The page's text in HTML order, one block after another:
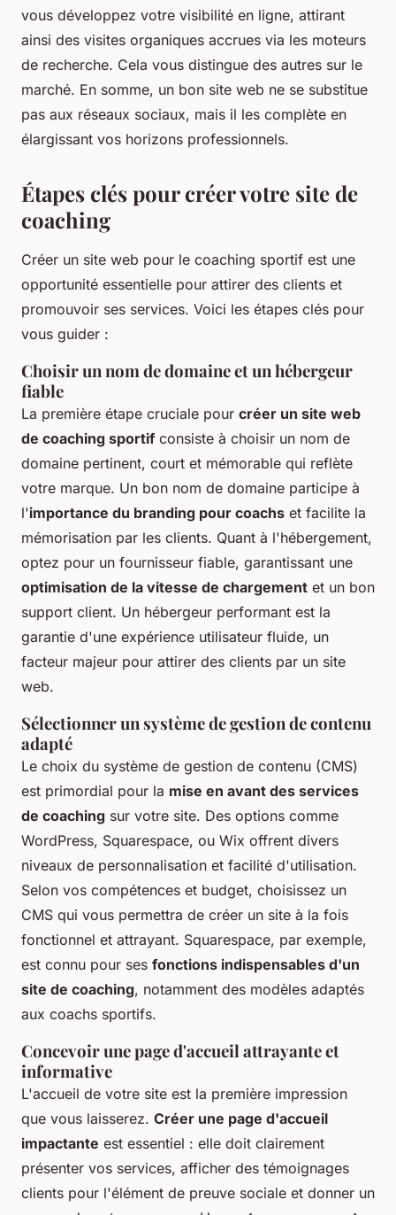
vous développez votre visibilité en ligne, attirant
ainsi des visites organiques accrues via les moteurs
de recherche. Cela vous distingue des autres sur le
marché. En somme, un bon site web ne se substitue
pas aux réseaux sociaux, mais il les complète en
élargissant vos horizons professionnels.
Étapes clés pour créer votre site de
coaching
Créer un site web pour le coaching sportif est une
opportunité essentielle pour attirer des clients et
promouvoir ses services. Voici les étapes clés pour
vous guider :
Choisir un nom de domaine et un hébergeur
fiable
La première étape cruciale pour créer un site web
de coaching sportif consiste à choisir un nom de
domaine pertinent, court et mémorable qui reflète
votre marque. Un bon nom de domaine participe à
l'importance du branding pour coachs et facilite la
mémorisation par les clients. Quant à l'hébergement,
optez pour un fournisseur fiable, garantissant une
optimisation de la vitesse de chargement et un bon
support client. Un hébergeur performant est la
garantie d'une expérience utilisateur fluide, un
facteur majeur pour attirer des clients par un site
web.
Sélectionner un système de gestion de contenu
adapté
Le choix du système de gestion de contenu (CMS)
est primordial pour la mise en avant des services
de coaching sur votre site. Des options comme
WordPress, Squarespace, ou Wix offrent divers
niveaux de personnalisation et facilité d'utilisation.
Selon vos compétences et budget, choisissez un
CMS qui vous permettra de créer un site à la fois
fonctionnel et attrayant. Squarespace, par exemple,
est connu pour ses fonctions indispensables d'un
site de coaching, notamment des modèles adaptés
aux coachs sportifs.
Concevoir une page d'accueil attrayante et
informative
L'accueil de votre site est la première impression
que vous laisserez. Créer une page d'accueil
impactante est essentiel : elle doit clairement
présenter vos services, afficher des témoignages
clients pour l'élément de preuve sociale et donner un